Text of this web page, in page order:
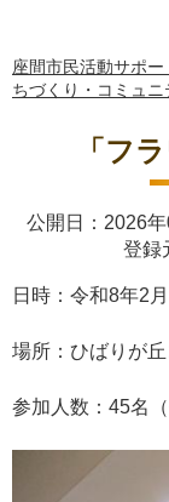
座間市民活動サポ
ちづくり・コミュニ
「フ
公開日：2026
登録
日時：令和8年2
場所：ひばりが
参加人数：45名